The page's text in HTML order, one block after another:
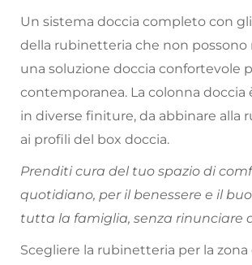
Un sistema doccia completo con
della rubinetteria che non possono
una soluzione doccia confortevole
contemporanea. La colonna doccia
in diverse finiture, da abbinare alla
ai profili del box doccia.
Prenditi cura del tuo spazio di
quotidiano, per il benessere e il
tutta la famiglia, senza rinunciare
Scegliere la rubinetteria per la zona